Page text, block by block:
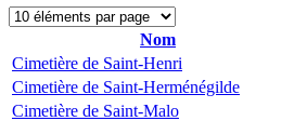
Nom
Cimetière de Saint-Henri
Cimetière de Saint-Herménégilde
Cimetière de Saint-Malo